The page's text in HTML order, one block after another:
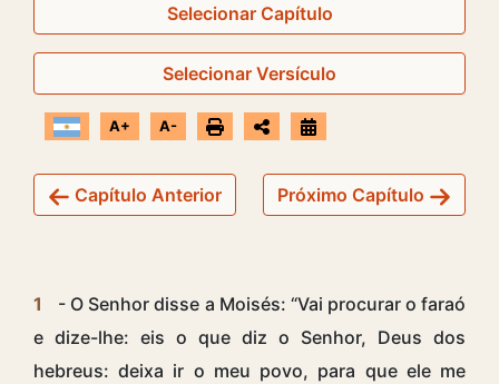
Selecionar Capítulo
Selecionar Versículo
A+ A-
Capítulo Anterior Próximo Capítulo
1
- O Senhor disse a Moisés: “Vai procurar o faraó
e dize-lhe: eis o que diz o Senhor, Deus dos
hebreus: deixa ir o meu povo, para que ele me